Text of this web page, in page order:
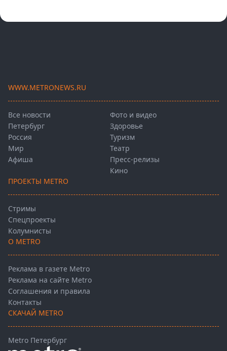
WWW.METRONEWS.RU
Все новости
Петербург
Россия
Мир
Афиша
Фото и видео
Здоровье
Туризм
Театр
Пресс-релизы
Кино
ПРОЕКТЫ METRO
Стримы
Спецпроекты
Колумнисты
О METRO
Реклама в газете Metro
Реклама на сайте Metro
Соглашения и правила
Контакты
СКАЧАЙ METRO
Metro Петербург